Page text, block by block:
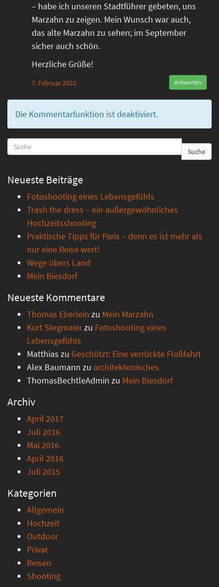
– habe ich unseren Stadtführer gebeten, uns
Marzahn zu zeigen. Mein Wunsch war auch,
das alte Marzahn zu sehen; im September
sicher auch schön.
Herzliche Grüße!
7. Februar 2022 Antworten
Die Kommentarfunktion ist deaktiviert.
Suche
Neueste Beiträge
Fotoshooting eines Lebensgefühls
Trash the dress – ein außergewöhnliches
Hochzeitsshooting
Praktische Tipps für Paris – denn es ist mehr als
nur eine Reise wert!
Wege übers Land
Mein Biesdorf
Neueste Kommentare
Thomas Eberlein zu Mein Marzahn
Kurt Stegmaierzu Fotoshooting eines
Lebensgefühls
Matthias zu Geschützt: Eine verrückte Floßfahrt
Alex Baumann zu architektonisches
ThomasBechtleAdmin zu Mein Biesdorf
Archiv
April 2017
Juli 2016
Mai 2016
April 2016
Juli 2015
Kategorien
Allgemein
Hochzeit
Outdoor
Privat
Reisen
Shooting